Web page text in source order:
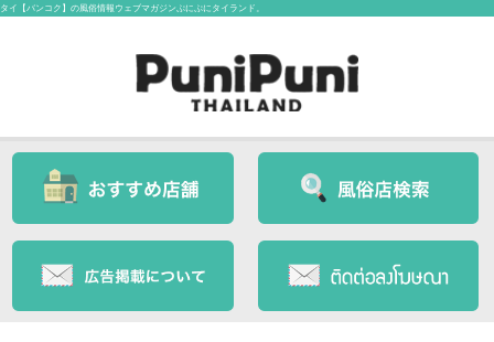
タイ【バンコク】の風俗情報ウェブマガジンぷにぷにタイランド。